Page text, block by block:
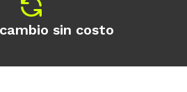
sin costo